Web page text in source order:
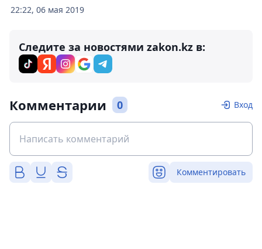
22:22, 06 мая 2019
Следите за новостями zakon.kz в:
Комментарии 0 Вход
Комментировать